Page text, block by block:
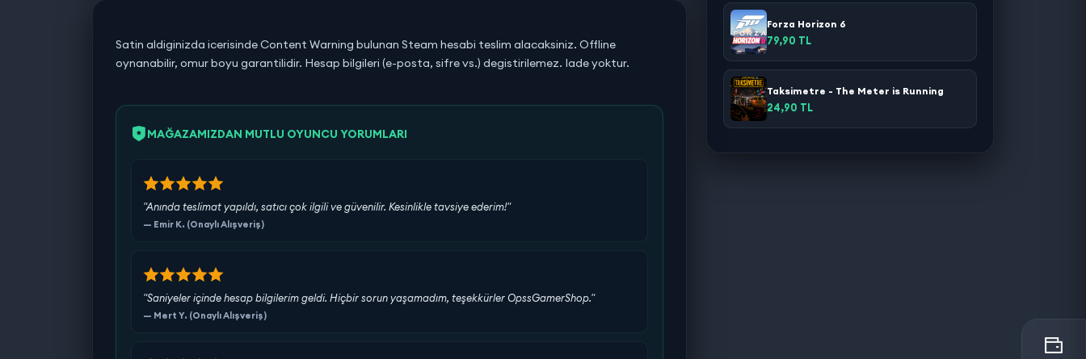
Satin aldiginizda icerisinde Content Warning bulunan Steam hesabi teslim alacaksiniz. Offline
oynanabilir, omur boyu garantilidir. Hesap bilgileri (e-posta, sifre vs.) degistirilemez. Iade yoktur.
MAĞAZAMIZDAN MUTLU OYUNCU YORUMLARI
"Anında teslimat yapıldı, satıcı çok ilgili ve güvenilir. Kesinlikle tavsiye ederim!"
— Emir K. (Onaylı Alışveriş)
"Saniyeler içinde hesap bilgilerim geldi. Hiçbir sorun yaşamadım, teşekkürler OpssGamerShop."
— Mert Y. (Onaylı Alışveriş)
Forza Horizon 6
79,90 TL
Taksimetre - The Meter is Running
24,90 TL